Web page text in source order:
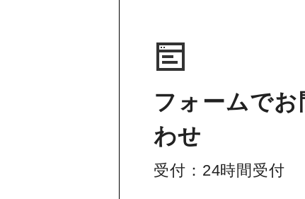
フォームでお
わせ
受付：24時間受付